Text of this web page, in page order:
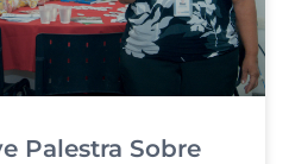
Palestra Sobre